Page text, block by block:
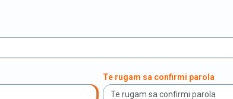
Te rugam sa confirmi parola